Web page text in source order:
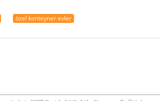
özel konteyner evler